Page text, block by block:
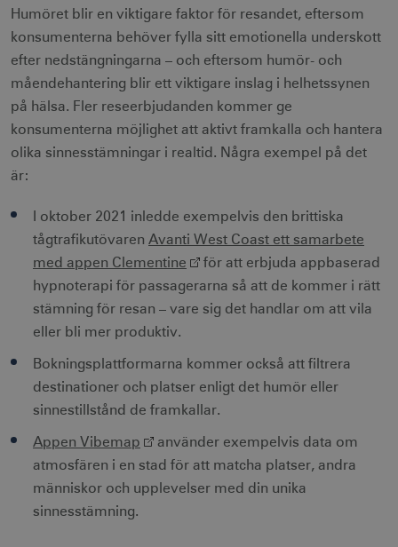
Humöret blir en viktigare faktor för resandet, eftersom
konsumenterna behöver fylla sitt emotionella underskott
efter nedstängningarna – och eftersom humör- och
måendehantering blir ett viktigare inslag i helhetssynen
på hälsa. Fler reseerbjudanden kommer ge
konsumenterna möjlighet att aktivt framkalla och hantera
olika sinnesstämningar i realtid. Några exempel på det
är:
I oktober 2021 inledde exempelvis den brittiska
tågtrafikutövaren Avanti West Coast ett samarbete
med appen Clementine
för att erbjuda appbaserad
hypnoterapi för passagerarna så att de kommer i rätt
stämning för resan – vare sig det handlar om att vila
eller bli mer produktiv.
Bokningsplattformarna kommer också att filtrera
destinationer och platser enligt det humör eller
sinnestillstånd de framkallar.
Appen Vibemap
använder exempelvis data om
atmosfären i en stad för att matcha platser, andra
människor och upplevelser med din unika
sinnesstämning.